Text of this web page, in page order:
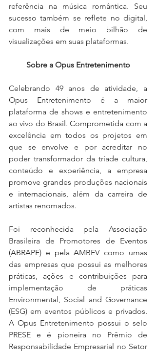
referência na música romântica. Seu
sucesso também se reflete no digital,
com mais de meio bilhão de
visualizações em suas plataformas.
Sobre a Opus Entretenimento
Celebrando 49 anos de atividade, a
Opus Entretenimento é a maior
plataforma de shows e entretenimento
ao vivo do Brasil. Comprometida com a
excelência em todos os projetos em
que se envolve e por acreditar no
poder transformador da tríade cultura,
conteúdo e experiência, a empresa
promove grandes produções nacionais
e internacionais, além da carreira de
artistas renomados.
Foi reconhecida pela Associação
Brasileira de Promotores de Eventos
(ABRAPE) e pela AMBEV como umas
das empresas que possui as melhores
práticas, ações e contribuições para
implementação de práticas
Environmental, Social and Governance
(ESG) em eventos públicos e privados.
A Opus Entretenimento possui o selo
PRESE e é pioneira no Prêmio de
Responsabilidade Empresarial no Setor